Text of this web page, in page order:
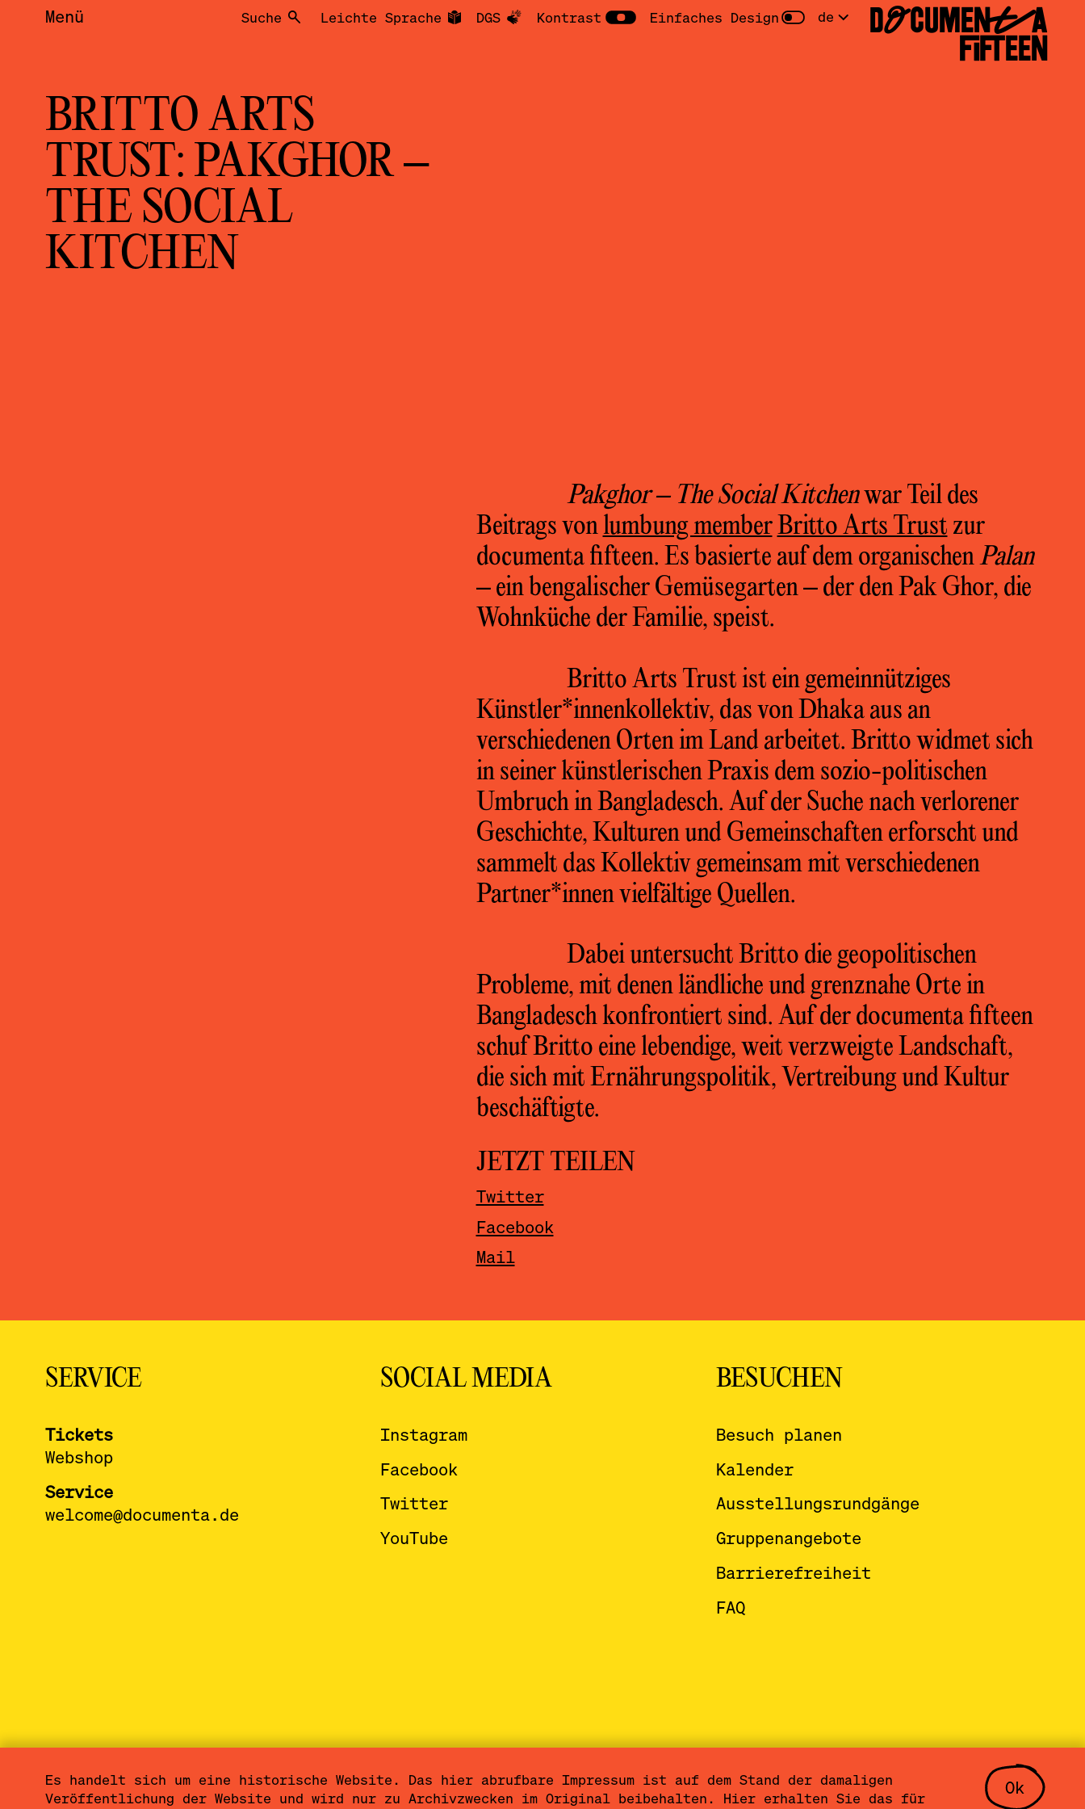
Menü Suche Leichte Sprache DGS Kontrast Einfaches Design de DOCUMENTA
FIFTEEN
BRITTO ARTS
TRUST: PAKGHOR –
THE SOCIAL
KITCHEN
Pakghor – The Social Kitchenwar Teil des
Beitrags vonlumbung memberBritto Arts Trust zur
documenta fifteen. Es basierte auf dem organischenPalan
– ein bengalischer Gemüsegarten – der den Pak Ghor, die
Wohnküche der Familie, speist.
Britto Arts Trust ist ein gemeinnütziges
Künstler*innenkollektiv, das von Dhaka aus an
verschiedenen Orten im Land arbeitet. Britto widmet sich
in seiner künstlerischen Praxis dem sozio-politischen
Umbruch in Bangladesch. Auf der Suche nach verlorener
Geschichte, Kulturen und Gemeinschaften erforscht und
sammelt das Kollektiv gemeinsam mit verschiedenen
Partner*innen vielfältige Quellen.
Dabei untersucht Britto die geopolitischen
Probleme, mit denen ländliche und grenznahe Orte in
Bangladesch konfrontiert sind. Auf der documenta fifteen
schuf Britto eine lebendige, weit verzweigte Landschaft,
die sich mit Ernährungspolitik, Vertreibung und Kultur
beschäftigte.
JETZT TEILEN
Twitter
Facebook
Mail
SERVICE
Tickets
Webshop
Service
welcome@documenta.de
SOCIAL MEDIA
Instagram
Facebook
Twitter
YouTube
BESUCHEN
Besuch planen
Kalender
Ausstellungsrundgänge
Gruppenangebote
Barrierefreiheit
FAQ
Sitemap Impressum Datenschutzerklärung Nutzungsbedingungen Cookieeinstellungen
Community Agreement
Es handelt sich um eine historische Website. Das hier abrufbare Impressum ist auf dem Stand der damaligen
Veröffentlichung der Website und wird nur zu Archivzwecken im Original beibehalten. Hier erhalten Sie das für
Ok